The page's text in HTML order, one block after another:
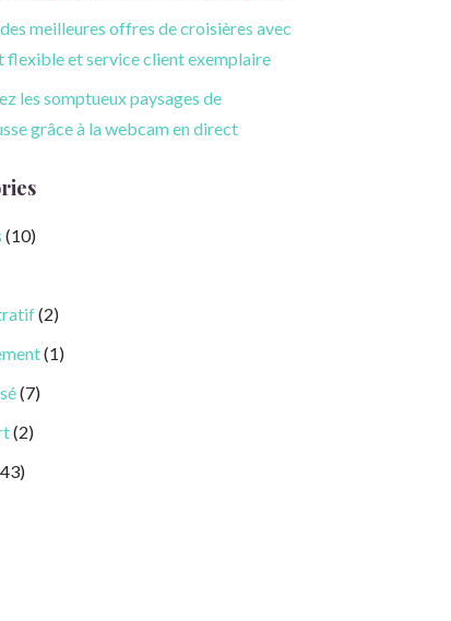
meilleures offres de croisières avec
flexible et service client exemplaire
les somptueux paysages de
grâce à la webcam en direct
(10)
(2)
(1)
(7)
(2)